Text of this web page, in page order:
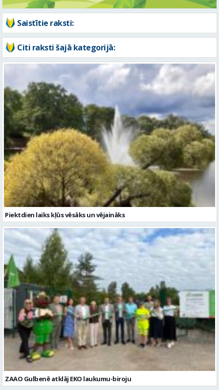
Piektdien laiks kļūs vēsāks un vējaināks
ZAAO Gulbenē atklāj EKO laukumu-biroju